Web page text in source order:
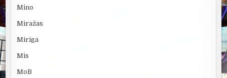
Mino
Miražas
Miriga
Mis
MoB